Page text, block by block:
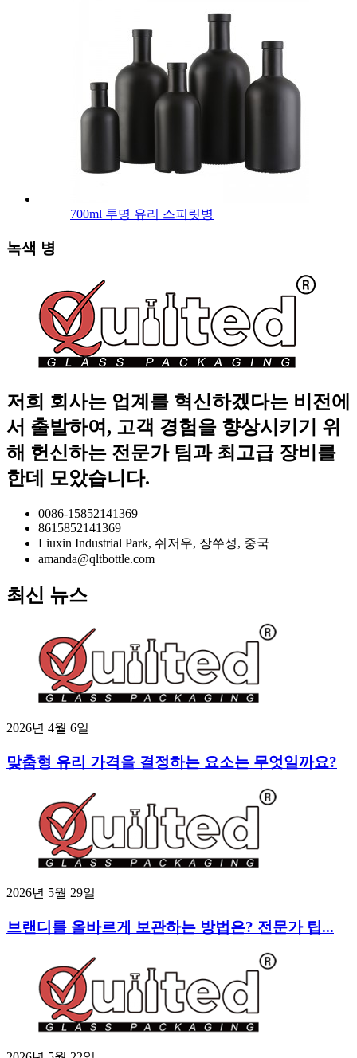
700ml 투명 유리 스피릿병
녹색 병
저희 회사는 업계를 혁신하겠다는 비전에
서 출발하여, 고객 경험을 향상시키기 위
해 헌신하는 전문가 팀과 최고급 장비를
한데 모았습니다.
0086-15852141369
8615852141369
Liuxin Industrial Park, 쉬저우, 장쑤성, 중국
amanda@qltbottle.com
최신 뉴스
2026년 4월 6일
맞춤형 유리 가격을 결정하는 요소는 무엇일까요?
2026년 5월 29일
브랜디를 올바르게 보관하는 방법은? 전문가 팁...